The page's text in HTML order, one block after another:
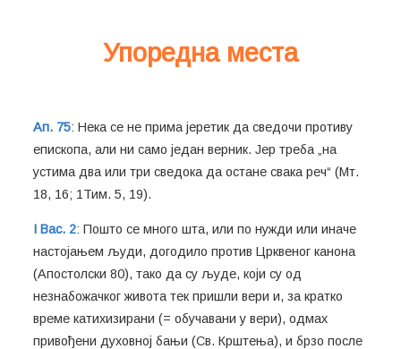
Упоредна места
Ап. 75: Нека се не прима јеретик да сведочи противу
епископа, али ни само један верник. Јер треба „на
устима два или три сведока да остане свака реч“ (Мт.
18, 16; 1Тим. 5, 19).
I Вас. 2: Пошто се много шта, или по нужди или иначе
настојањем људи, догодило против Црквеног канона
(Апостолски 80), тако да су људе, који су од
незнабожачког живота тек пришли вери и, за кратко
време катихизирани (= обучавани у вери), одмах
привођени духовној бањи (Св. Крштења), и брзо после